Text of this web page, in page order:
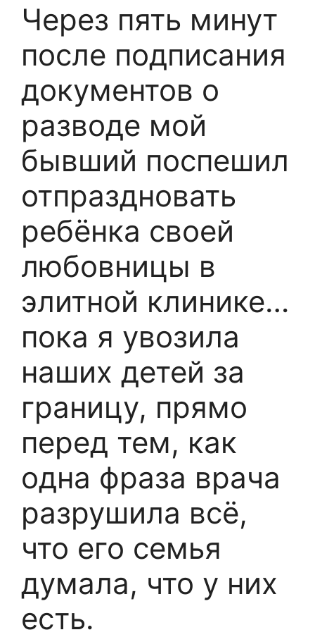
Через пять минут
после подписания
документов о
разводе мой
бывший поспешил
отпраздновать
ребёнка своей
любовницы в
элитной клинике…
пока я увозила
наших детей за
границу, прямо
перед тем, как
одна фраза врача
разрушила всё,
что его семья
думала, что у них
есть.